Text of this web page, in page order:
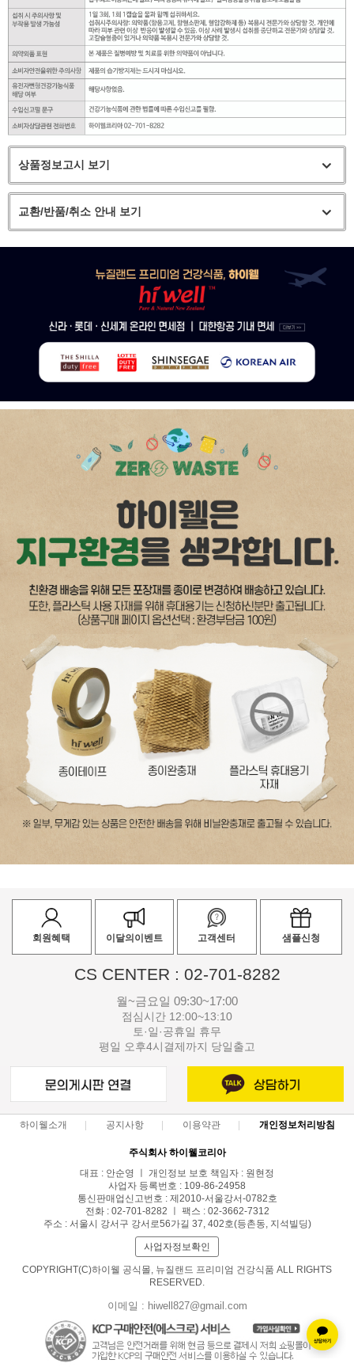
상품정보고시 보기
교환/반품/취소 안내 보기
회원혜택 이달의이벤트 고객센터 샘플신청
CS CENTER : 02-701-8282
월~금요일 09:30~17:00
점심시간 12:00~13:10
토·일·공휴일 휴무
평일 오후4시결제까지 당일출고
하이웰소개 공지사항 이용약관 개인정보처리방침
주식회사 하이웰코리아
대표 : 안순영 ㅣ 개인정보 보호 책임자 : 원현정
사업자 등록번호 : 109-86-24958
통신판매업신고번호 : 제2010-서울강서-0782호
전화 : 02-701-8282 ㅣ 팩스 : 02-3662-7312
주소 : 서울시 강서구 강서로56가길 37, 402호(등촌동, 지석빌딩)
사업자정보확인
COPYRIGHT(C)하이웰 공식몰, 뉴질랜드 프리미엄 건강식품 ALL RIGHTS
RESERVED.
이메일 : hiwell827@gmail.com